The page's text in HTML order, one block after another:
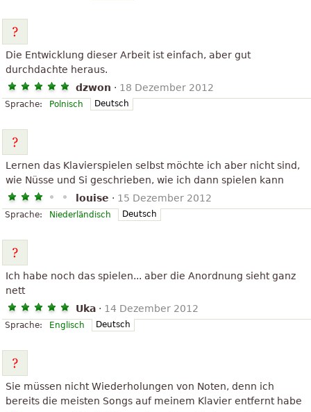
Die Entwicklung dieser Arbeit ist einfach, aber gut
durchdachte heraus.
dzwon · 18 Dezember 2012
Sprache: Polnisch Deutsch
Lernen das Klavierspielen selbst möchte ich aber nicht sind,
wie Nüsse und Si geschrieben, wie ich dann spielen kann
louise · 15 Dezember 2012
Sprache: Niederländisch Deutsch
Ich habe noch das spielen... aber die Anordnung sieht ganz
nett
Uka · 14 Dezember 2012
Sprache: Englisch Deutsch
Sie müssen nicht Wiederholungen von Noten, denn ich
bereits die meisten Songs auf meinem Klavier entfernt habe